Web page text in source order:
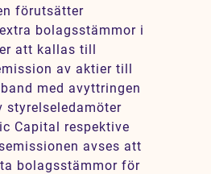
förutsätter
bolagsstämmor i
att kallas till
av aktier till
med avyttringen
styrelseledamöter
Capital respektive
avses att
bolagsstämmor för